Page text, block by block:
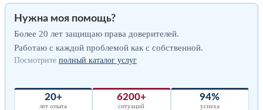
Нужна моя помощь?
Более 20 лет защищаю права доверителей.
Работаю с каждой проблемой как с собственной.
Посмотрите полный каталог услуг
20+
лет опыта
6200+
ситуаций
94%
успеха